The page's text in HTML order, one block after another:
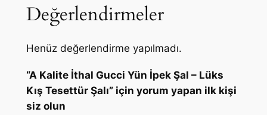
Değerlendirmeler
Henüz değerlendirme yapılmadı.
“A Kalite İthal Gucci Yün İpek Şal – Lüks
Kış Tesettür Şalı” için yorum yapan ilk kişi
siz olun